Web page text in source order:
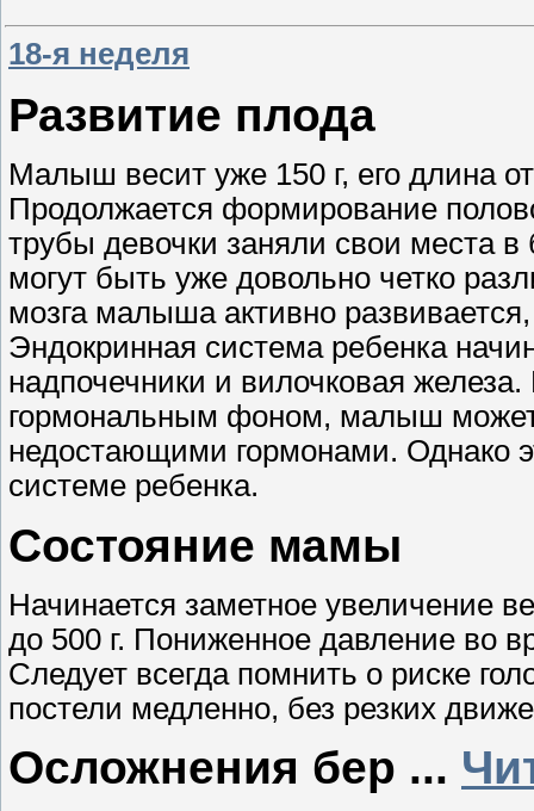
18-я неделя
Развитие плода
Малыш весит уже 150 г, его длина
Продолжается формирование
трубы девочки заняли свои места
могут быть уже довольно четко
мозга малыша активно
Эндокринная система ребенка
надпочечники и вилочковая
гормональным фоном, малыш может
недостающими гормонами. Однако
системе ребенка.
Состояние мамы
Начинается заметное увеличение
до 500 г. Пониженное давление во
Следует всегда помнить о риске
постели медленно, без резких
Осложнения бер ...